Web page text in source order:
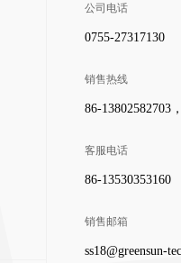
公司电话
0755-27317130
销售热线
86-13802582703
客服电话
86-13530353160
销售邮箱
ss18@greensun-